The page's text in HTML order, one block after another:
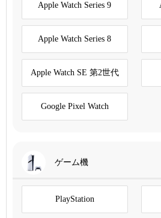
Apple Watch Series 9
Apple Watch Series 8
Apple Watch SE 第2世代
Google Pixel Watch
ゲーム機
PlayStation